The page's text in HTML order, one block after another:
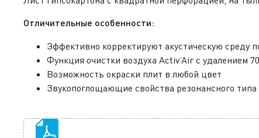
Отличительные особенности:
Эффективно корректируют акустическую среду
Функция очистки воздуха Activ’Air с удалением
Возможность окраски плит в любой цвет
Звукопоглощающие свойства резонансного типа